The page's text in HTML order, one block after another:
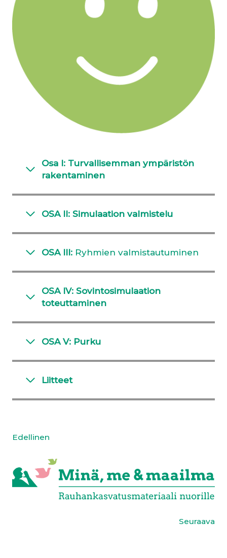
Osa I: Turvallisemman ympäristön
rakentaminen
OSA II: Simulaation valmistelu
OSA III: Ryhmien valmistautuminen
OSA IV: Sovintosimulaation
toteuttaminen
OSA V: Purku
Liitteet
Edellinen
Seuraava